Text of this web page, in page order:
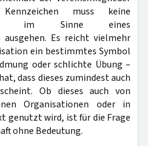
muss keine
im Sinne eines
Es reicht vielmehr
ein bestimmtes Symbol
oder schlichte Übung –
dass dieses zumindest auch
Ob dieses auch von
Organisationen oder in
genutzt wird, ist für die Frage
ohne Bedeutung.